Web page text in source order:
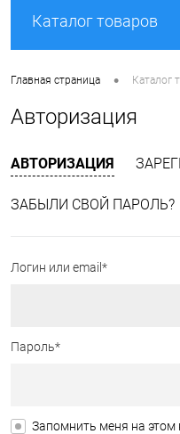
Каталог товаров
Главная страница • Каталог
Авторизация
АВТОРИЗАЦИЯ
ЗАБЫЛИ СВОЙ ПАРОЛЬ?
Логин или email*
Пароль*
Запомнить меня на этом